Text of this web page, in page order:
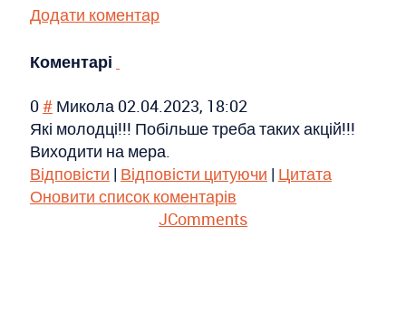
Додати коментар
Коментарі
0# Микола 02.04.2023, 18:02
Які молодці!!! Побільше треба таких акцій!!!
Виходити на мера.
Відповісти | Відповісти цитуючи | Цитата
Оновити список коментарів
JComments